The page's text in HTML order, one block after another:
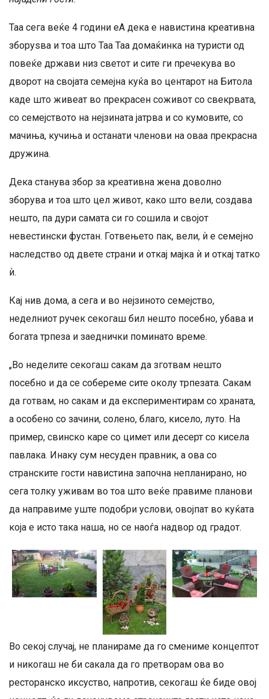
Таа сега веќе 4 години еА дека е навистина креативна
зборуѕва и тоа што Таа Таа домаќинка на туристи од
повеќе држави низ светот и сите ги пречекува во
дворот на својата семејна куќа во центарот на Битола
каде што живеат во прекрасен соживот со свекрвата,
со семејството на нејзината јатрва и со кумовите, со
мачиња, кучиња и останати членови на оваа прекрасна
дружина.
Дека станува збор за креативна жена доволно
зборува и тоа што цел живот, како што вели, создава
нешто, па дури самата си го сошила и својот
невестински фустан. Готвењето пак, вели, ѝ е семејно
наследство од двете страни и откај мајка ѝ и откај татко
ѝ.
Кај нив дома, а сега и во нејзиното семејство,
неделниот ручек секогаш бил нешто посебно, убава и
богата трпеза и заеднички поминато време.
„Во неделите секогаш сакам да зготвам нешто
посебно и да се собереме сите околу трпезата. Сакам
да готвам, но сакам и да експериментирам со храната,
а особено со зачини, солено, благо, кисело, луто. На
пример, свинско каре со цимет или десерт со кисела
павлака. Инаку сум несуден правник, а ова со
странските гости навистина започна непланирано, но
сега толку уживам во тоа што веќе правиме планови
да направиме уште подобри услови, овојпат во куќата
која е исто така наша, но се наоѓа надвор од градот.
Во секој случај, не планираме да го смениме концептот
и никогаш не би сакала да го претворам ова во
ресторанско иксуство, напротив, секогаш ќе биде овој